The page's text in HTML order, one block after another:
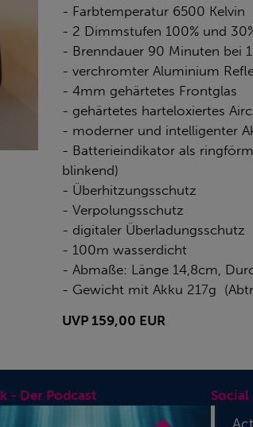
- Farbtemperatur 6500 Kelvin
- 2 Dimmstufen 100% und
- Brenndauer 90 Minuten bei
- verchromter Aluminium
- 4mm gehärtetes Frontglas
- gehärtetes harteloxiertes
- moderner und intelligenter
- Batterieindikator als
blinkend)
- Überhitzungsschutz
- Verpolungsschutz
- digitaler Überladungsschutz
- 100m wasserdicht
- Abmaße: Länge 14,8cm,
- Gewicht mit Akku 217g
UVP 159,00 EUR
- Der Podcast Social